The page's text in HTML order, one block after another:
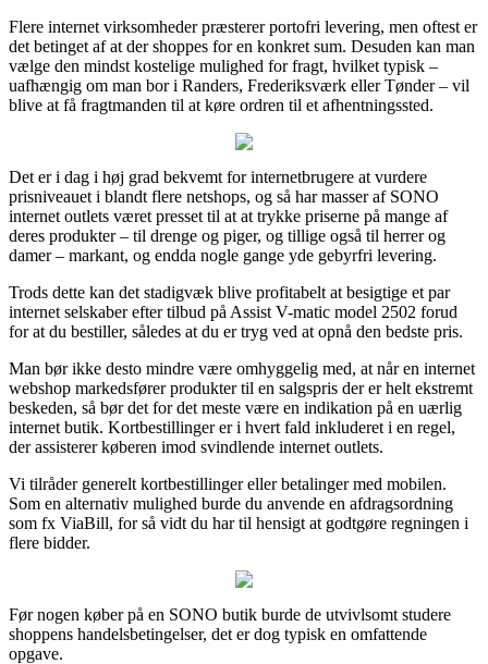
Flere internet virksomheder præsterer portofri levering, men oftest er
det betinget af at der shoppes for en konkret sum. Desuden kan man
vælge den mindst kostelige mulighed for fragt, hvilket typisk –
uafhængig om man bor i Randers, Frederiksværk eller Tønder – vil
blive at få fragtmanden til at køre ordren til et afhentningssted.
Det er i dag i høj grad bekvemt for internetbrugere at vurdere
prisniveauet i blandt flere netshops, og så har masser af SONO
internet outlets været presset til at at trykke priserne på mange af
deres produkter – til drenge og piger, og tillige også til herrer og
damer – markant, og endda nogle gange yde gebyrfri levering.
Trods dette kan det stadigvæk blive profitabelt at besigtige et par
internet selskaber efter tilbud på Assist V-matic model 2502 forud
for at du bestiller, således at du er tryg ved at opnå den bedste pris.
Man bør ikke desto mindre være omhyggelig med, at når en internet
webshop markedsfører produkter til en salgspris der er helt ekstremt
beskeden, så bør det for det meste være en indikation på en uærlig
internet butik. Kortbestillinger er i hvert fald inkluderet i en regel,
der assisterer køberen imod svindlende internet outlets.
Vi tilråder generelt kortbestillinger eller betalinger med mobilen.
Som en alternativ mulighed burde du anvende en afdragsordning
som fx ViaBill, for så vidt du har til hensigt at godtgøre regningen i
flere bidder.
Før nogen køber på en SONO butik burde de utvivlsomt studere
shoppens handelsbetingelser, det er dog typisk en omfattende
opgave.